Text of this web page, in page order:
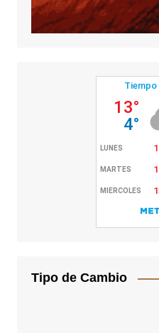
Tipo de Cambio